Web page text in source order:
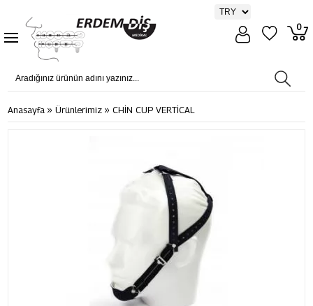
0
Anasayfa » Ürünlerimiz » CHİN CUP VERTİCAL